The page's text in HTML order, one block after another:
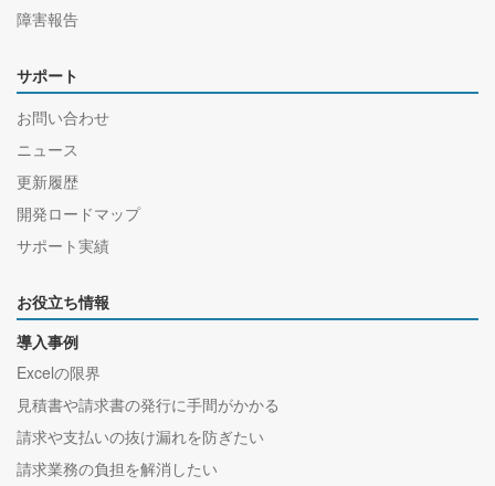
障害報告
サポート
お問い合わせ
ニュース
更新履歴
開発ロードマップ
サポート実績
お役立ち情報
導入事例
Excelの限界
見積書や請求書の発行に手間がかかる
請求や支払いの抜け漏れを防ぎたい
請求業務の負担を解消したい